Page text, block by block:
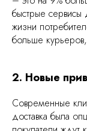
быстрые сервисы
жизни
больше
2. Новые
Современные
доставка была